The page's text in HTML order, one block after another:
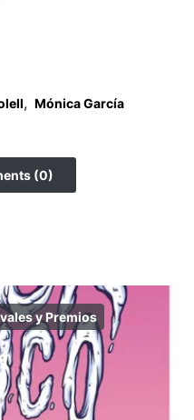
, Mónica García
(0)
y Premios